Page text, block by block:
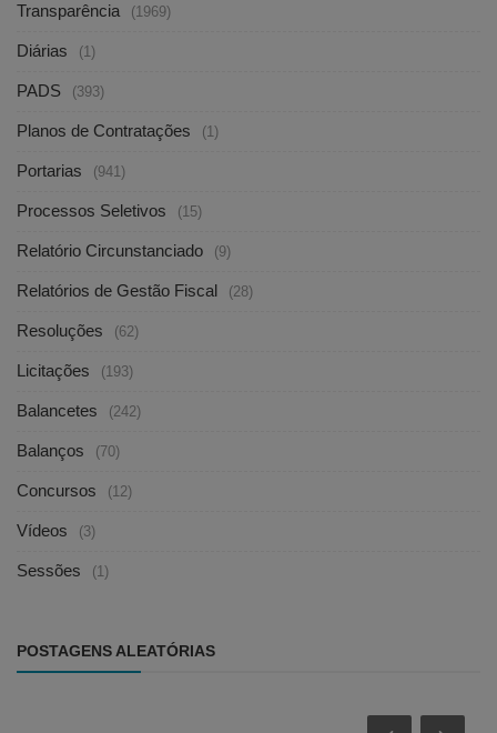
Transparência (1969)
Diárias (1)
PADS (393)
Planos de Contratações (1)
Portarias (941)
Processos Seletivos (15)
Relatório Circunstanciado (9)
Relatórios de Gestão Fiscal (28)
Resoluções (62)
Licitações (193)
Balancetes (242)
Balanços (70)
Concursos (12)
Vídeos (3)
Sessões (1)
POSTAGENS ALEATÓRIAS